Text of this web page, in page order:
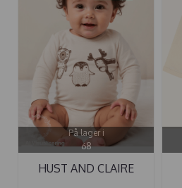
På lager i
68
HUST AND CLAIRE